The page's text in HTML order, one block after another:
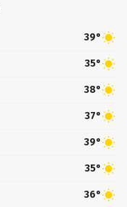
39°
35°
38°
37°
39°
35°
36°